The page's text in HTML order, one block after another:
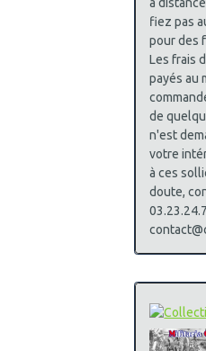
fiez pas
pour des
Les frais
payés au
de
n'est
votre
à ces
doute,